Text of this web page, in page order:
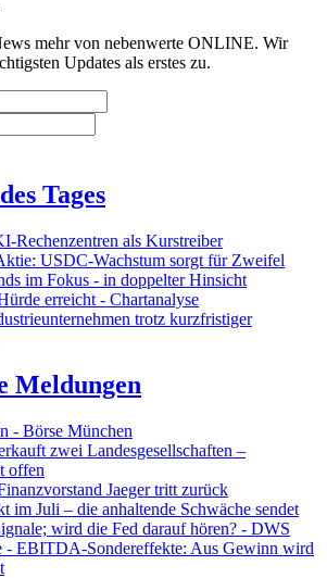
mehr von nebenwerte ONLINE. Wir
Updates als erstes zu.
Tages
Rechenzentren als Kurstreiber
USDC-Wachstum sorgt für Zweifel
im Fokus - in doppelter Hinsicht
erreicht - Chartanalyse
trotz kurzfristiger
Meldungen
- Börse München
zwei Landesgesellschaften –
offen
Jaeger tritt zurück
im Juli – die anhaltende Schwäche sendet
wird die Fed darauf hören? - DWS
- EBITDA-Sondereffekte: Aus Gewinn wird